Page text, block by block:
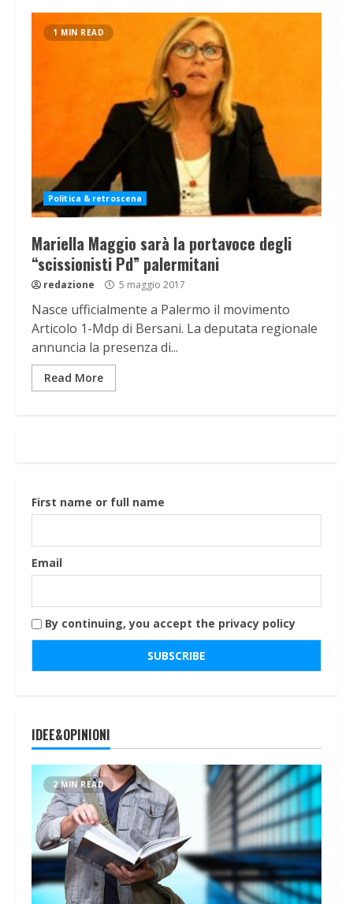
1 MIN READ
Politica & retroscena
Mariella Maggio sarà la portavoce degli
“scissionisti Pd” palermitani
redazione 5 maggio 2017
Nasce ufficialmente a Palermo il movimento
Articolo 1-Mdp di Bersani. La deputata regionale
annuncia la presenza di...
Read More
First name or full name
Email
By continuing, you accept the privacy policy
IDEE&OPINIONI
2 MIN READ